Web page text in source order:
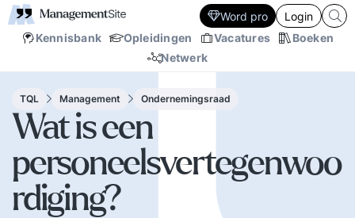
Kennisbank Opleidingen Vacatures
Boeken
Netwerk
Word pro Login
TQL Management Ondernemingsraad
Wat is een
personeelsvertegenwoo
rdiging?